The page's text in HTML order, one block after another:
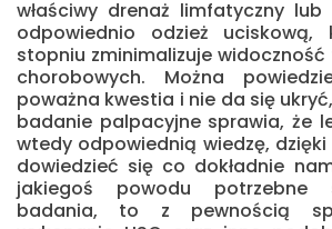
właściwy drenaż limfatyczny
odpowiednio odzież
stopniu zminimalizuje
chorobowych. Można
poważna kwestia i nie da się
badanie palpacyjne sprawia, że
wtedy odpowiednią wiedzę,
dowiedzieć się co dokładnie
jakiegoś powodu potrzebne
badania, to z pewnością